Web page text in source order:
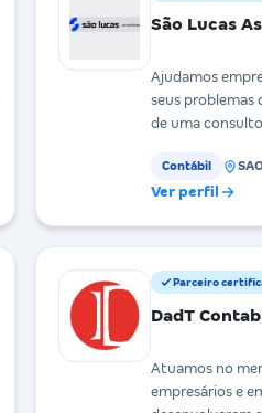
São Lucas
Ajudamos
seus problemas
de uma
Contábil
Ver perfil
Parceiro
DadT
Atuamos no
empresários e